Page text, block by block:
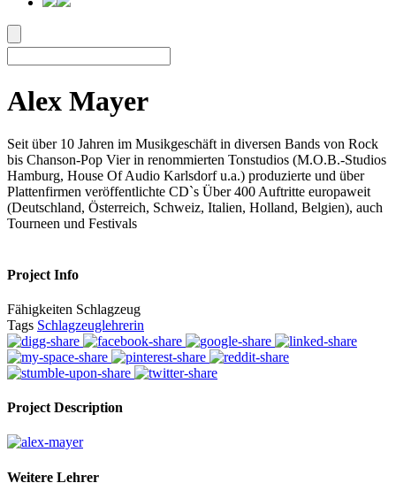
Alex Mayer
Seit über 10 Jahren im Musikgeschäft in diversen Bands von Rock
bis Chanson-Pop Vier in renommierten Tonstudios (M.O.B.-Studios
Hamburg, House Of Audio Karlsdorf u.a.) produzierte und über
Plattenfirmen veröffentlichte CD`s Über 400 Auftritte europaweit
(Deutschland, Österreich, Schweiz, Italien, Holland, Belgien), auch
Tourneen und Festivals
Project Info
Fähigkeiten Schlagzeug
Tags Schlagzeuglehrerin
Project Description
Weitere Lehrer